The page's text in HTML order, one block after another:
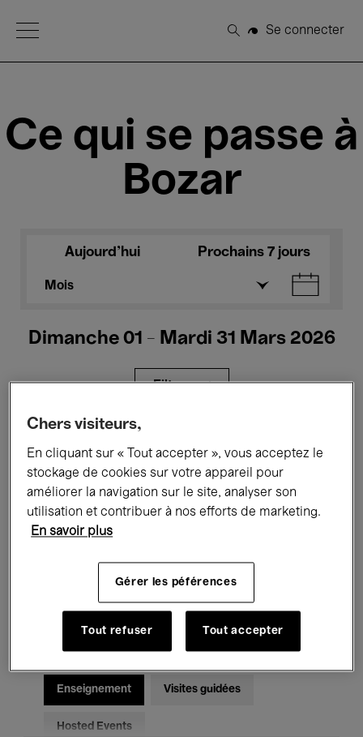
Open Menu
Rechercher
Se connecter
Ce qui se passe à
Bozar
Aujourd'hui Prochains 7 jours
Mois
Dimanche 01 - Mardi 31 Mars 2026
Filtres
Expositions Films Performances
Rencontres & Débats Jazz
Musique électronique
Pour tous Kids’ Palace
Enseignement Visites guidées
Hosted Events
Chers visiteurs,
En cliquant sur « Tout accepter », vous acceptez le
stockage de cookies sur votre appareil pour
améliorer la navigation sur le site, analyser son
utilisation et contribuer à nos efforts de marketing.
En savoir plus
Gérer les péférences
Tout refuser Tout accepter